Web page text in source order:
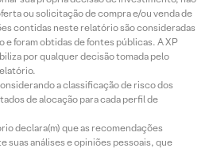
ou solicitação de compra e/ou venda de
contidas neste relatório são consideradas
e foram obtidas de fontes públicas. A XP
por qualquer decisão tomada pelo
a classificação de risco dos
de alocação para cada perfil de
declara(m) que as recomendações
suas análises e opiniões pessoais, que